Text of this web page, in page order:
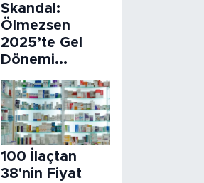
Skandal:
Ölmezsen
2025’te Gel
Dönemi...
100 İlaçtan
38'nin Fiyat